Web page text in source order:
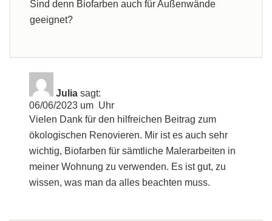
Sind denn Biofarben auch für Außenwände
geeignet?
Julia sagt:
06/06/2023 um Uhr
Vielen Dank für den hilfreichen Beitrag zum
ökologischen Renovieren. Mir ist es auch sehr
wichtig, Biofarben für sämtliche Malerarbeiten in
meiner Wohnung zu verwenden. Es ist gut, zu
wissen, was man da alles beachten muss.